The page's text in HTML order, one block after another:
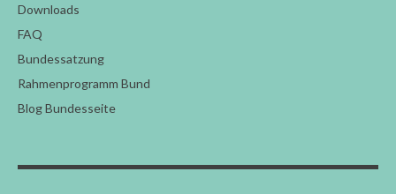
Downloads
FAQ
Bundessatzung
Rahmenprogramm Bund
Blog Bundesseite